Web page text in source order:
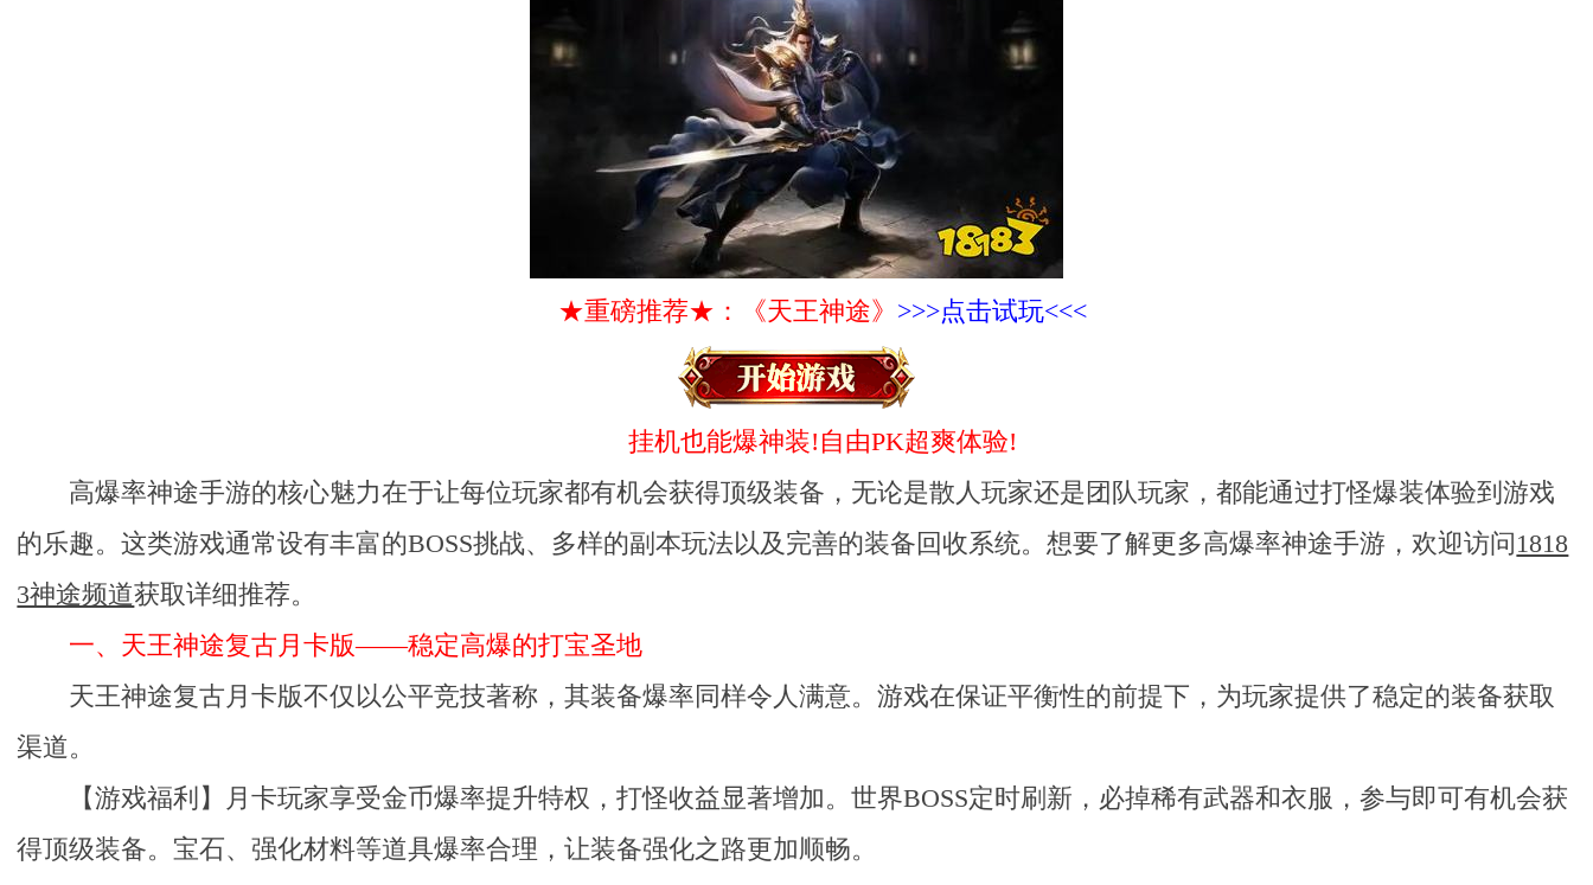
★重磅推荐★：《天王神途》 >>>点击试玩<<<
挂机也能爆神装!自由PK超爽体验!
高爆率神途手游的核心魅力在于让每位玩家都有机会获得顶级装备，无论是散人玩家还是团队玩家，都能通过打怪爆装体验到游戏
的乐趣。这类游戏通常设有丰富的BOSS挑战、多样的副本玩法以及完善的装备回收系统。想要了解更多高爆率神途手游，欢迎访问 1818
3神途频道获取详细推荐。
一、天王神途复古月卡版——稳定高爆的打宝圣地
天王神途复古月卡版不仅以公平竞技著称，其装备爆率同样令人满意。游戏在保证平衡性的前提下，为玩家提供了稳定的装备获取
渠道。
【游戏福利】月卡玩家享受金币爆率提升特权，打怪收益显著增加。世界BOSS定时刷新，必掉稀有武器和衣服，参与即可有机会获
得顶级装备。宝石、强化材料等道具爆率合理，让装备强化之路更加顺畅。